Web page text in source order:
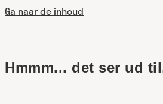
Ga naar de inhoud
Hmmm... det ser ud